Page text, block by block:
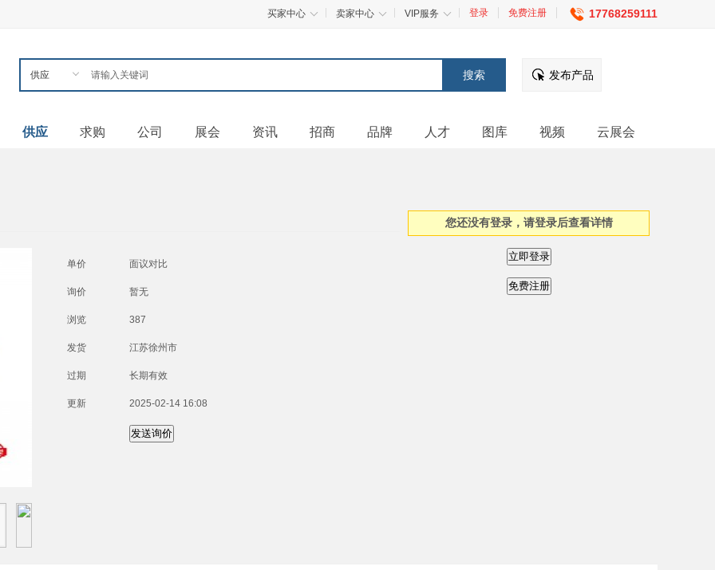
买家中心 卖家中心 VIP服务 登录 免费注册 17768259111
发布产品
供应 求购 公司 展会 资讯 招商 品牌 人才 图库 视频 云展会
单价 面议对比
询价 暂无
浏览 387
发货 江苏徐州市
过期 长期有效
更新 2025-02-14 16:08
您还没有登录，请登录后查看详情